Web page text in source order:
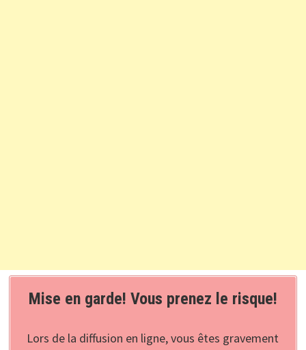
Mise en garde! Vous prenez le risque!
Lors de la diffusion en ligne, vous êtes gravement